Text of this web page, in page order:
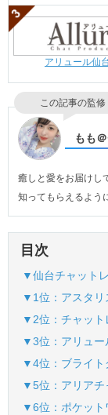
アリュール仙
この記事の監修
もも
癒しと愛をお届けし
知ってもらえるよう
目次
▼仙台チャット
▼1位：アスタリ
▼2位：チャット
▼3位：アリュー
▼4位：ブライト
▼5位：アリアチ
▼6位：ポケット